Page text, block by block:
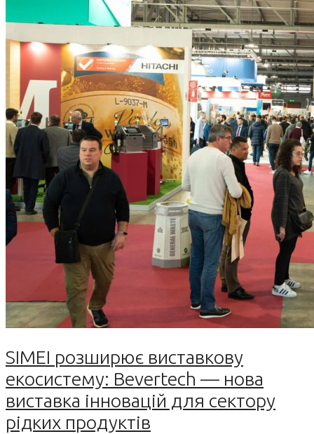
SIMEI розширює виставкову
екосистему: Bevertech — нова
виставка інновацій для сектору
рідких продуктів